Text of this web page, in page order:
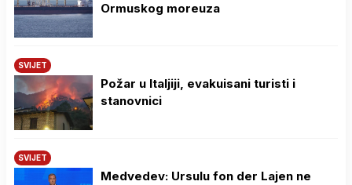
Ormuskog moreuza
SVIJET
Požar u Italjiji, evakuisani turisti i
stanovnici
SVIJET
Medvedev: Ursulu fon der Lajen ne